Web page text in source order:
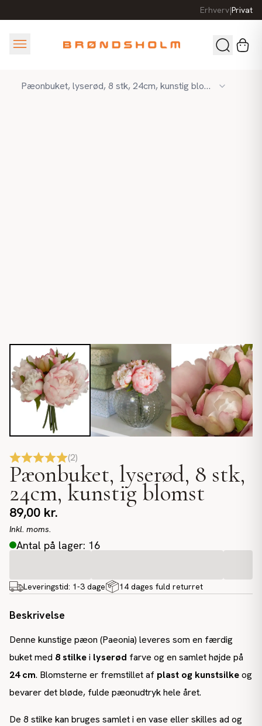
Erhverv|Privat
Pæonbuket, lyserød, 8 stk, 24cm, kunstig blomst
(2)
Pæonbuket, lyserød, 8 stk,
24cm, kunstig blomst
89,00 kr.
Inkl. moms.
Antal på lager: 16
Leveringstid: 1-3 dage 14 dages fuld returret
Beskrivelse
Denne kunstige pæon (Paeonia) leveres som en færdig
buket med 8 stilkei lyserød farve og en samlet højde på
24 cm. Blomsterne er fremstillet af plast og kunstsilkeog
bevarer det bløde, fulde pæonudtryk hele året.
De 8 stilke kan bruges samlet i en vase eller skilles ad og